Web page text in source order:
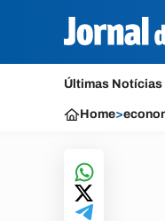
Últimas Notícias
Home>